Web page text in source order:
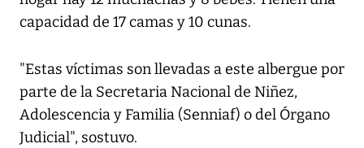
capacidad de 17 camas y 10 cunas.
"Estas víctimas son llevadas a este albergue por
parte de la Secretaria Nacional de Niñez,
Adolescencia y Familia (Senniaf) o del Órgano
Judicial", sostuvo.